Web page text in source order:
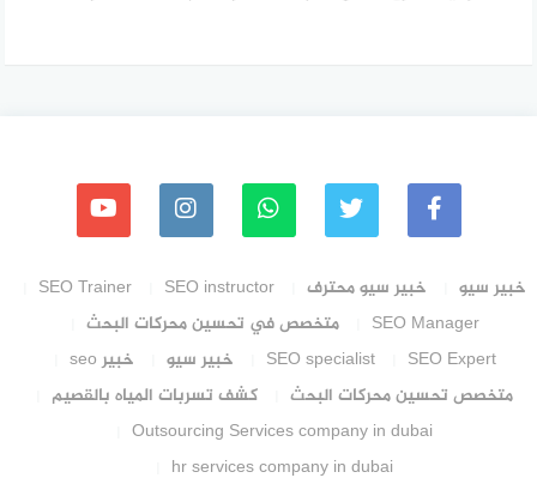
خبير سيو خبير سيو محترف SEO instructor
SEO Trainer
SEO Manager
متخصص في تحسين محركات البحث
SEO Expert
SEO specialist خبير سيو
خبير seo
متخصص تحسين محركات البحث
كشف تسربات المياه بالقصيم
Outsourcing Services company in dubai
hr services company in dubai